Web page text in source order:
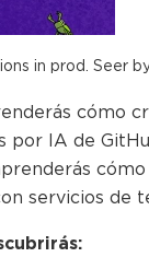
in prod. Seer
cómo
por IA de
servicios de